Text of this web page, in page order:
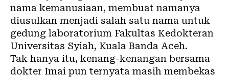
nama kemanusiaan, membuat namanya
diusulkan menjadi salah satu nama untuk
gedung laboratorium Fakultas Kedokteran
Universitas Syiah, Kuala Banda Aceh.
Tak hanya itu, kenang-kenangan bersama
dokter Imai pun ternyata masih membekas